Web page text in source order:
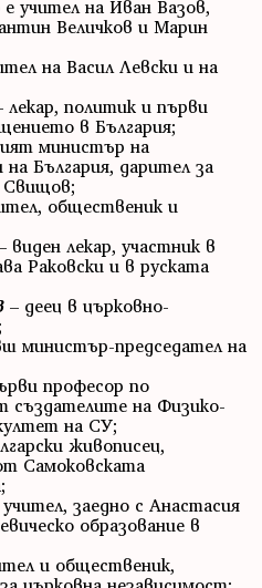
учител на Иван Вазов,
Величков и Марин
на Васил Левски и на
лекар, политик и първи
в България;
министър на
България, дарител за
Свищов;
общественик и
виден лекар, участник в
Раковски и в руската
– деец в църковно-
министър-председател на
професор по
създателите на Физико-
на СУ;
живописец,
Самоковската
учител, заедно с Анастасия
образование в
и общественик,